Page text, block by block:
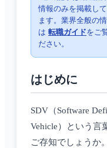
情報のみを掲載し
ます。業界全般の
は 転職ガイドをご
ださい。
はじめに
SDV（Software
Vehicle）という言
ご存知でしょうか